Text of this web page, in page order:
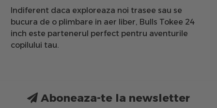
Indiferent daca exploreaza noi trasee sau se
bucura de o plimbare in aer liber, Bulls Tokee 24
inch este partenerul perfect pentru aventurile
copilului tau.
Aboneaza-te la newsletter